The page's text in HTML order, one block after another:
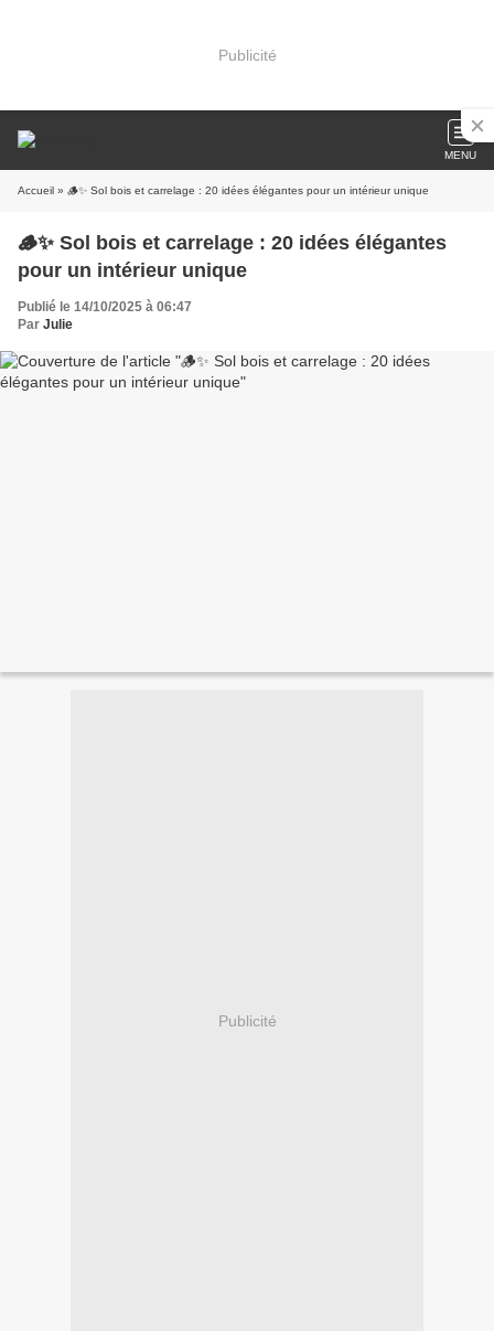
Publicité
MENU
Accueil » 🪵✨ Sol bois et carrelage : 20 idées élégantes pour un intérieur unique
🪵✨ Sol bois et carrelage : 20 idées élégantes
pour un intérieur unique
Publié le 14/10/2025 à 06:47
Par Julie
Publicité